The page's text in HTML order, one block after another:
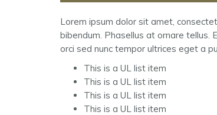
Lorem ipsum dolor sit amet,
bibendum. Phasellus at ornare tellus.
orci sed nunc tempor ultrices eget a
This is a UL list item
This is a UL list item
This is a UL list item
This is a UL list item